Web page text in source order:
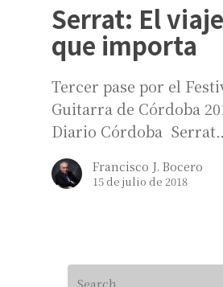
Serrat: El
que importa
Tercer pase por el
Guitarra de Córdoba
Diario Córdoba
Francisco J. Bocero
15 de julio de 2018